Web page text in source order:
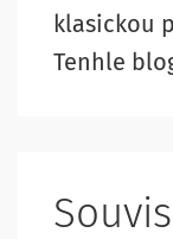
klasickou
Tenhle